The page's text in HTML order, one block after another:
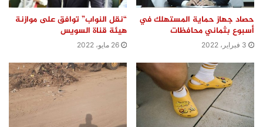
حصاد جهاز حماية المستهلك في
أسبوع بثماني محافظات
3 فبراير، 2022
“نقل النواب” توافق على موازنة
هيئة قناة السويس
26 مايو، 2022